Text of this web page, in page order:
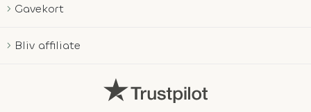
Gavekort
Bliv affiliate